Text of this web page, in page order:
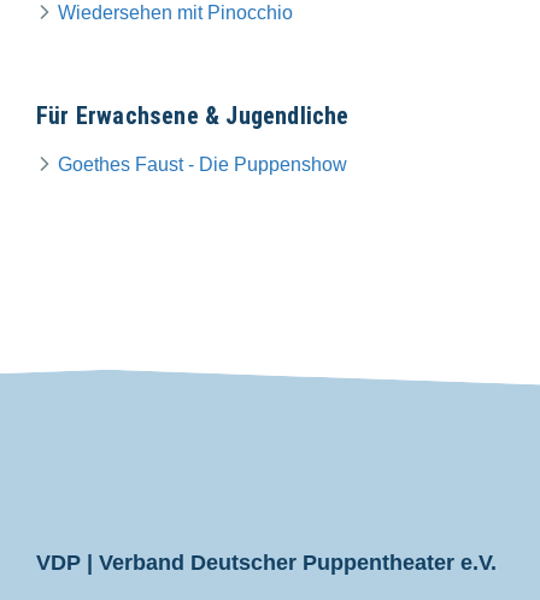
Wiedersehen mit Pinocchio
Für Erwachsene & Jugendliche
Goethes Faust - Die Puppenshow
VDP | Verband Deutscher Puppentheater e.V.